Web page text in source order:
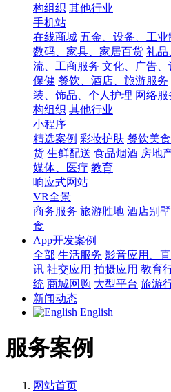
构组织 其他行业
手机站
在线商城 五金、设备、工业
数码、家具、家居百货 礼品
流、工商服务 文化、广告、
保健 餐饮、酒店、旅游服务
装、饰品、个人护理 网络
构组织 其他行业
小程序
精选案例 彩妆护肤 餐饮美食
货 生鲜配送 食品烟酒 房地
媒体、医疗 教育
响应式网站
VR全景
商务服务 旅游胜地 酒店别墅
食
App开发案例
全部 生活服务 影音应用、
讯 社交应用 拍摄应用 教育
统 商城网购 大型平台 旅游
新闻动态
English
服务案例
网站首页